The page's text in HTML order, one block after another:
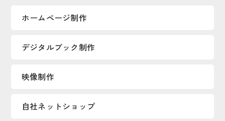
ホームページ制作
デジタルブック制作
映像制作
自社ネットショップ